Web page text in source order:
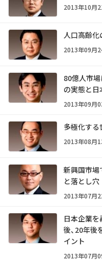
2013年10月
人口高齢
2013年09月
80億人市場
の実態と日
2013年09月
多極化す
2013年08月
新興国市場
と落とし穴
2013年07月
日本企業を
後、20年後
イント
2013年07月